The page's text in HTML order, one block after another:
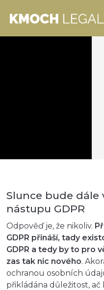
Slunce bude dále
nástupu GDPR
Odpověď je, že nikoliv.
GDPR přináší, tady
GDPR a tedy by to pro
zas tak nic nového.
ochranou osobních
přikládána důležitost,